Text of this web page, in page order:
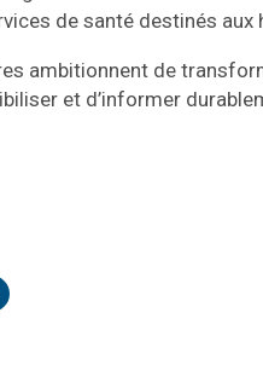
de santé destinés aux
ambitionnent de
et d’informer